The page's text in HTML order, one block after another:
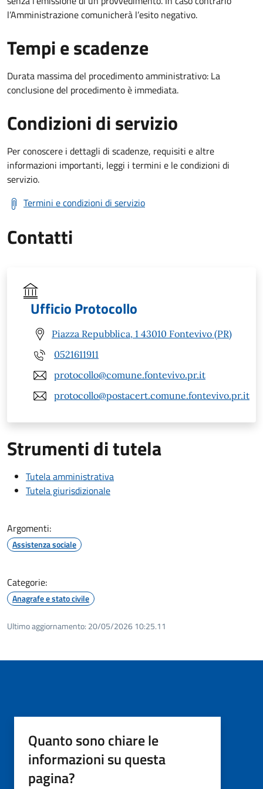
l’Amministrazione comunicherà l’esito negativo.
Tempi e scadenze
Durata massima del procedimento amministrativo: La
conclusione del procedimento è immediata.
Condizioni di servizio
Per conoscere i dettagli di scadenze, requisiti e altre
informazioni importanti, leggi i termini e le condizioni di
servizio.
Termini e condizioni di servizio
Contatti
Ufficio Protocollo
Piazza Repubblica, 1 43010 Fontevivo (PR)
0521611911
protocollo@comune.fontevivo.pr.it
protocollo@postacert.comune.fontevivo.pr.it
Strumenti di tutela
Tutela amministrativa
Tutela giurisdizionale
Argomenti:
Assistenza sociale
Categorie:
Anagrafe e stato civile
Ultimo aggiornamento: 20/05/2026 10:25.11
Quanto sono chiare le
informazioni su questa
pagina?